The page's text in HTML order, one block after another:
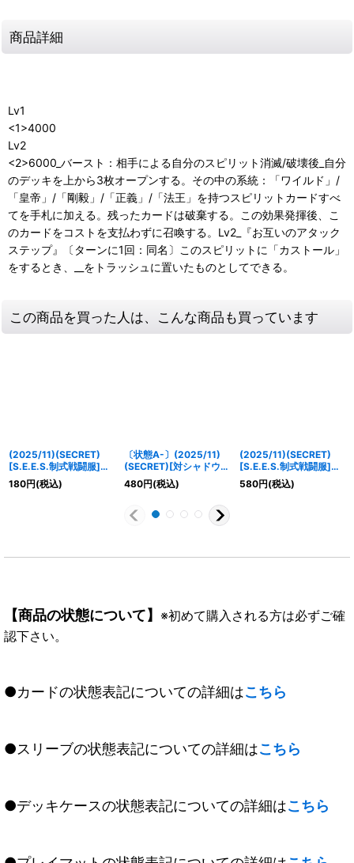
商品詳細
Lv1
<1>4000
Lv2
<2>6000_バースト：相手による自分のスピリット消滅/破壊後_自分
のデッキを上から3枚オープンする。その中の系統：「ワイルド」/
「皇帝」/「剛毅」/「正義」/「法王」を持つスピリットカードすべ
てを手札に加える。残ったカードは破棄する。この効果発揮後、こ
のカードをコストを支払わずに召喚する。Lv2_『お互いのアタック
ステップ』〔ターンに1回：同名〕このスピリットに「カストール」
をするとき、__をトラッシュに置いたものとしてできる。
この商品を買った人は、こんな商品も買っています
(2025/11)(SECRET)
[S.E.E.S.制式戦闘服]天
田乾【M-SEC】{CB33-
032}《青》
180円(税込)
〔状態A-〕(2025/11)
(SECRET)[対シャドウ特
別制圧兵装]アイギス
【M-SEC】{CB33-
480円(税込)
(2025/11)(SECRET)
[S.E.E.S.制式戦闘服]コ
ロマル【R-SEC】
{CB33-020}《青》
580円(税込)
【商品の状態について】 ※初めて購入される方は必ずご確
認下さい。
●カードの状態表記についての詳細はこちら
●スリーブの状態表記についての詳細はこちら
●デッキケースの状態表記についての詳細はこちら